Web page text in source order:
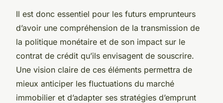
Il est donc essentiel pour les futurs emprunteurs
d’avoir une compréhension de la transmission de
la politique monétaire et de son impact sur le
contrat de crédit qu’ils envisagent de souscrire.
Une vision claire de ces éléments permettra de
mieux anticiper les fluctuations du marché
immobilier et d’adapter ses stratégies d’emprunt